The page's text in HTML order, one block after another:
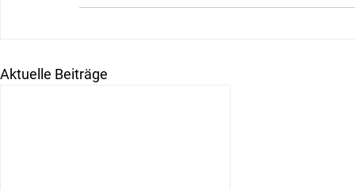
Aktuelle Beiträge